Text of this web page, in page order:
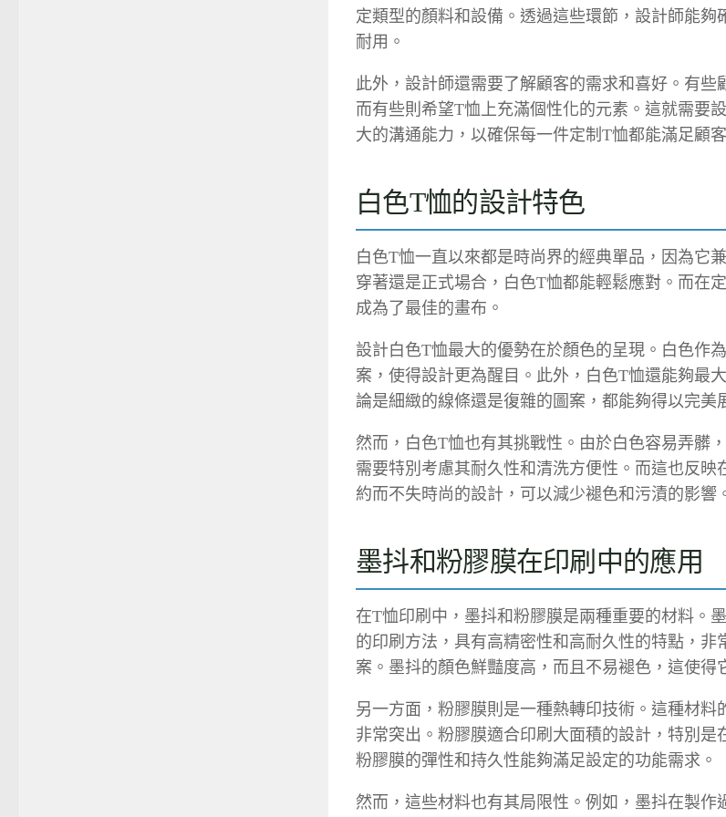
定類型的顏料和設備。透過這些環節，設計師能夠
耐用。
此外，設計師還需要了解顧客的需求和喜好。有些
而有些則希望T恤上充滿個性化的元素。這就需要
大的溝通能力，以確保每一件定制T恤都能滿足顧
白色T恤的設計特色
白色T恤一直以來都是時尚界的經典單品，因為它
穿著還是正式場合，白色T恤都能輕鬆應對。而在
成為了最佳的畫布。
設計白色T恤最大的優勢在於顏色的呈現。白色作
案，使得設計更為醒目。此外，白色T恤還能夠最
論是細緻的線條還是復雜的圖案，都能夠得以完美
然而，白色T恤也有其挑戰性。由於白色容易弄髒
需要特別考慮其耐久性和清洗方便性。而這也反映
約而不失時尚的設計，可以減少褪色和污漬的影響
墨抖和粉膠膜在印刷中的應用
在T恤印刷中，墨抖和粉膠膜是兩種重要的材料。
的印刷方法，具有高精密性和高耐久性的特點，非
案。墨抖的顏色鮮豔度高，而且不易褪色，這使得
另一方面，粉膠膜則是一種熱轉印技術。這種材料
非常突出。粉膠膜適合印刷大面積的設計，特別是
粉膠膜的彈性和持久性能夠滿足設定的功能需求。
然而，這些材料也有其局限性。例如，墨抖在製作